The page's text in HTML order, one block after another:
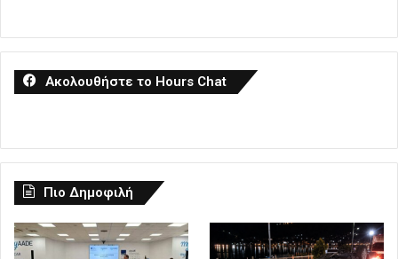
Ακολουθήστε το Hours Chat
Πιο Δημοφιλή